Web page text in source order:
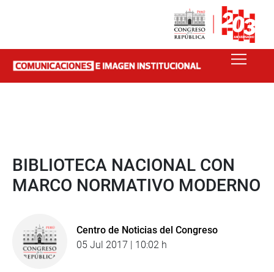
BIBLIOTECA NACIONAL CON
MARCO NORMATIVO MODERNO
Centro de Noticias del Congreso
05 Jul 2017 | 10:02 h